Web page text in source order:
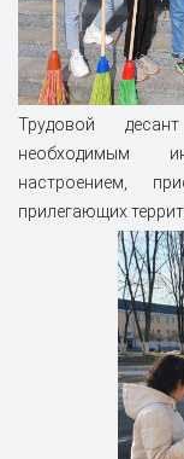
Трудовой
необходимым
настроением,
прилегающих